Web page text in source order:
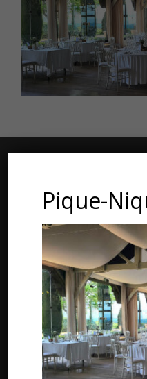
Les Jardins du Manoir
24590 Salignac-Eyvigues
Dordogne – Périgord
Téléphone : 05.53.28.99.71
Email :
ESPACE PRESSE
Pique-